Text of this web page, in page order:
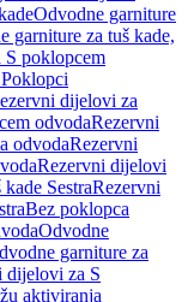
Odvodne garniture
garniture za tuš kade,
poklopcem
dijelovi za
odvodaRezervni
odvodaRezervni
Rezervni dijelovi
SestraRezervni
Bez poklopca
Odvodne
garniture za
dijelovi za S
aktiviranja